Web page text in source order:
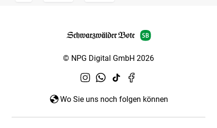
© NPG Digital GmbH 2026
Wo Sie uns noch folgen können